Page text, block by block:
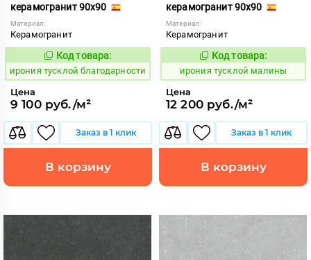
керамогранит 90x90
Материал:
Керамогранит
1107003
Код товара:
ирония тусклой благодарности
Цена
9 100 руб./м²
Заказ в 1 клик
В корзину
керамогранит 90x90
Материал:
Керамогранит
1107046
Код товара:
ирония тусклой малины
Цена
12 200 руб./м²
Заказ в 1 клик
В корзину